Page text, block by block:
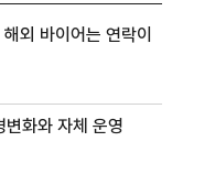
외 바이어는 연락이
변화와 자체 운영